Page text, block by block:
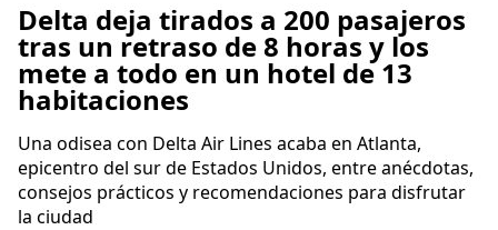
Delta deja tirados a 200 pasajeros
tras un retraso de 8 horas y los
mete a todo en un hotel de 13
habitaciones
Una odisea con Delta Air Lines acaba en Atlanta,
epicentro del sur de Estados Unidos, entre anécdotas,
consejos prácticos y recomendaciones para disfrutar
la ciudad